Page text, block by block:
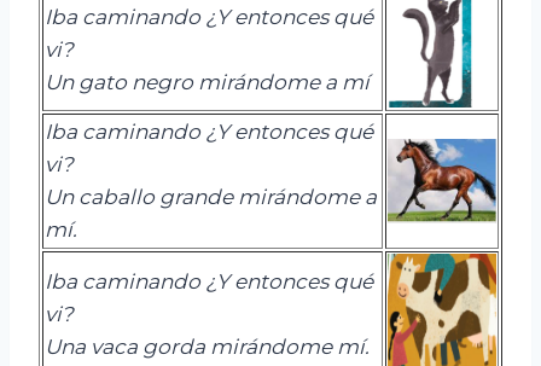
Iba caminando ¿Yentonces qué
vi?
Un gato negro mirándome a mí
Iba caminando ¿Yentonces qué
vi?
Un caballo grande mirándome a
mí.
Iba caminando ¿Yentonces qué
vi?
Una vaca gorda mirándome mí.